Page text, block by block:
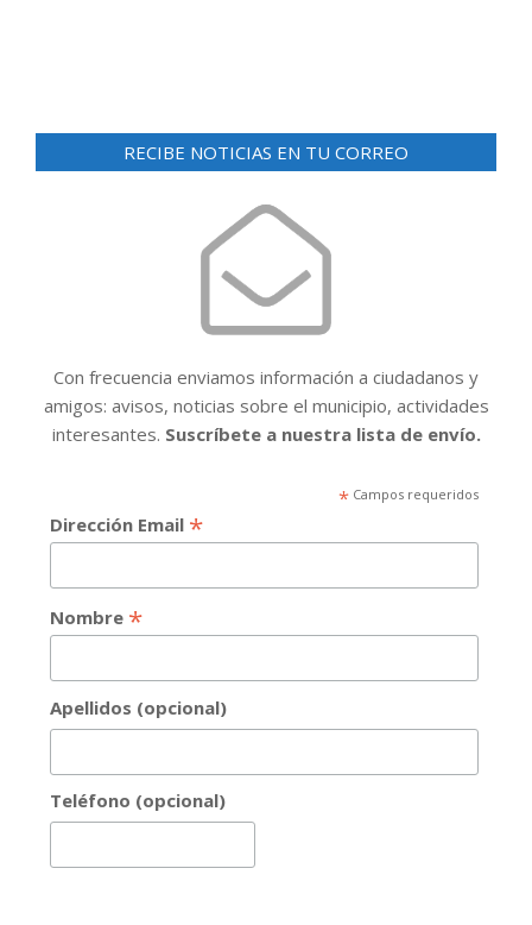
v
i
a
t
o
RECIBE NOTICIAS EN TU CORREO
Con frecuencia enviamos información a ciudadanos y
amigos: avisos, noticias sobre el municipio, actividades
interesantes. Suscríbete a nuestra lista de envío.
*Campos requeridos
Dirección Email *
Nombre *
Apellidos (opcional)
Teléfono (opcional)